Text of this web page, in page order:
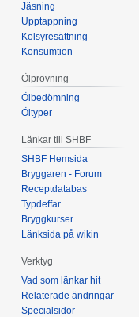
Jäsning
Upptappning
Kolsyresättning
Konsumtion
Ölprovning
Ölbedömning
Öltyper
Länkar till SHBF
SHBF Hemsida
Bryggaren - Forum
Receptdatabas
Typdeffar
Bryggkurser
Länksida på wikin
Verktyg
Vad som länkar hit
Relaterade ändringar
Specialsidor